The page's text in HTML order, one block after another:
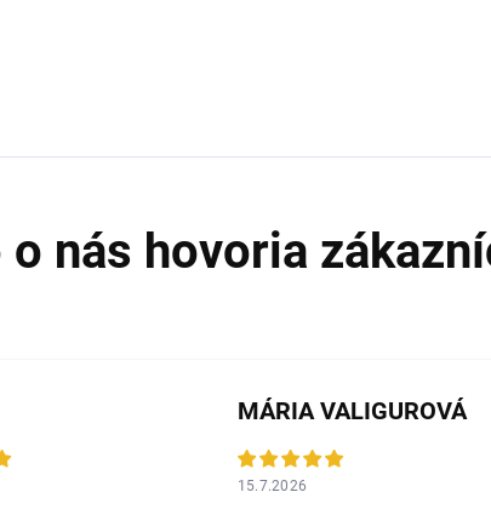
MÁRIA VALIGUROVÁ
15.7.2026